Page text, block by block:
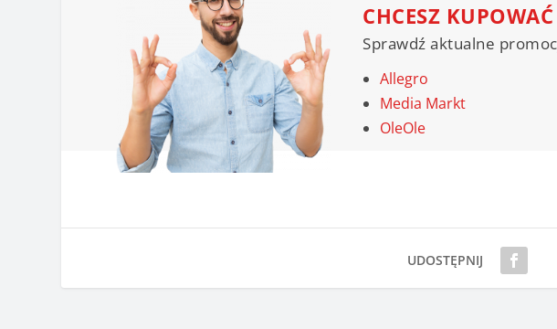
CHCESZ
Sprawdź aktualne
Allegro
Media Markt
OleOle
UDOSTĘPNIJ